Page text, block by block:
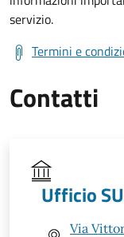
servizio.
Termini e
Contatti
Ufficio
Via